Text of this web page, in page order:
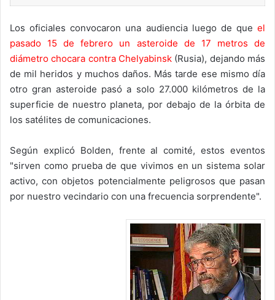
Los oficiales convocaron una audiencia luego de que el
pasado 15 de febrero un asteroide de 17 metros de
diámetro chocara contra Chelyabinsk (Rusia), dejando más
de mil heridos y muchos daños. Más tarde ese mismo día
otro gran asteroide pasó a solo 27.000 kilómetros de la
superficie de nuestro planeta, por debajo de la órbita de
los satélites de comunicaciones.
Según explicó Bolden, frente al comité, estos eventos
"sirven como prueba de que vivimos en un sistema solar
activo, con objetos potencialmente peligrosos que pasan
por nuestro vecindario con una frecuencia sorprendente".